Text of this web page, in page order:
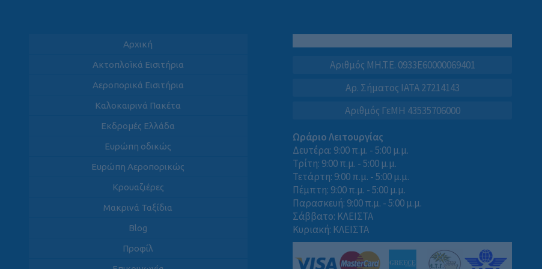
Αρχική
Ακτοπλοϊκά Εισιτήρια
Αεροπορικά Εισιτήρια
Καλοκαιρινά Πακέτα
Εκδρομές Ελλάδα
Ευρώπη οδικώς
Ευρώπη Αεροπορικώς
Κρουαζιέρες
Μακρινά Ταξίδια
Blog
Προφίλ
Αριθμός MH.T.E. 0933E60000069401
Αρ. Σήματος IATA 27214143
Αριθμός ΓεΜΗ 43535706000
Ωράριο Λειτουργίας
Δευτέρα: 9:00 π.μ. - 5:00 μ.μ.
Τρίτη: 9:00 π.μ. - 5:00 μ.μ.
Τετάρτη: 9:00 π.μ. - 5:00 μ.μ.
Πέμπτη: 9:00 π.μ. - 5:00 μ.μ.
Παρασκευή: 9:00 π.μ. - 5:00 μ.μ.
Σάββατο: ΚΛΕΙΣΤΑ
Κυριακή: ΚΛΕΙΣΤΑ